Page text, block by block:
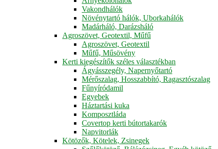
Vakondhálók
Növénytartó hálók, Uborkahálók
Madárháló, Darázsháló
Agroszövet, Geotextil, Műfű
Agroszövet, Geotextil
Műfű, Műsövény
Kerti kiegészítők széles választékban
Ágyásszegély, Napernyőtartó
Mérőszalag, Hosszabbító, Ragasztószalag
Fűnyíródamil
Egyebek
Háztartási kuka
Komposztláda
Covertop kerti bútortakarók
Napvitorlák
Kötözők, Kötelek, Zsinegek